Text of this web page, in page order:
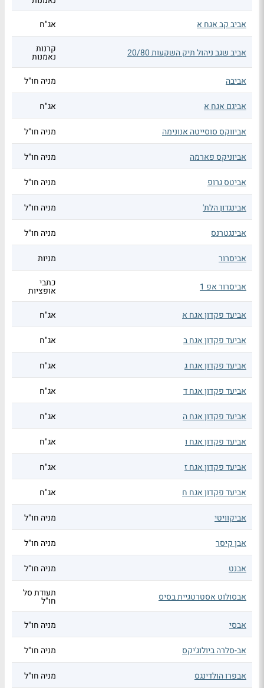
אביב קב אגח א
אג"ח
אביב שגב ניהול תיק השקעות 20/80 קרנות
נאמנות
אביבה
מניה חו"ל
אביגם אגח א אג"ח
אביווקס סוסייטה אנונימה מניה חו"ל
אביוניקס פארמה מניה חו"ל
אביטס גרופ מניה חו"ל
אבינגדון הלת' מניה חו"ל
אבינגטרנס מניה חו"ל
אביסרור מניות
אביסרור אפ 1 כתבי
אופציות
אביעד פקדון אגח א
אג"ח
אביעד פקדון אגח ב אג"ח
אביעד פקדון אגח ג אג"ח
אביעד פקדון אגח ד אג"ח
אביעד פקדון אגח ה אג"ח
אביעד פקדון אגח ו אג"ח
אביעד פקדון אגח ז אג"ח
אביעד פקדון אגח ח אג"ח
אביקוויטי מניה חו"ל
אבן קיסר מניה חו"ל
אבנט מניה חו"ל
אבסולוט אסטרטגיית בסיס תעודת סל
חו"ל
אבסי
מניה חו"ל
אב-סלרה ביולוג'יקס מניה חו"ל
אבפרו הולדינגס מניה חו"ל